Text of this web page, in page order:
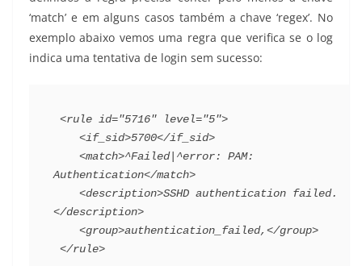
‘match’ e em alguns casos também a chave ‘regex’. No
exemplo abaixo vemos uma regra que verifica se o log
indica uma tentativa de login sem sucesso:
<rule id="5716" level="5">
<if_sid>5700</if_sid>
<match>^Failed|^error: PAM:
Authentication</match>
<description>SSHD authentication failed.
</description>
<group>authentication_failed,</group>
</rule>